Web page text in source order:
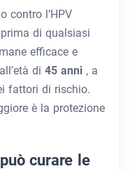
contro l’HPV
di qualsiasi
efficace e
di 45 anni , a
fattori di rischio.
è la protezione
curare le